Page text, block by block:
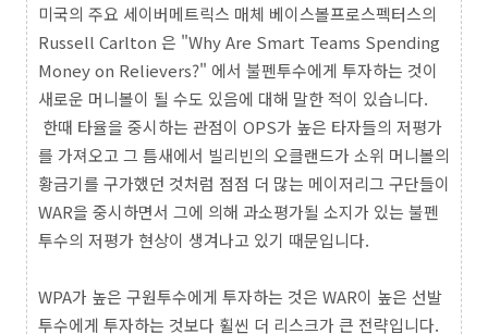
미국의 주요 세이버메트릭스 매체 베이스볼프로스펙터스의
Russell Carlton 은 "Why Are Smart Teams Spending
Money on Relievers?" 에서 불펜투수에게 투자하는 것이
새로운 머니볼이 될 수도 있음에 대해 말한 적이 있습니다.
한때 타율을 중시하는 관점이 OPS가 높은 타자들의 저평가
를 가져오고 그 틈새에서 빌리빈의 오클랜드가 소위 머니볼의
황금기를 구가했던 것처럼 점점 더 많는 메이저리그 구단들이
WAR을 중시하면서 그에 의해 과소평가될 소지가 있는 불펜
투수의 저평가 현상이 생겨나고 있기 때문입니다.
WPA가 높은 구원투수에게 투자하는 것은 WAR이 높은 선발
투수에게 투자하는 것보다 휠씬 더 리스크가 큰 전략입니다.